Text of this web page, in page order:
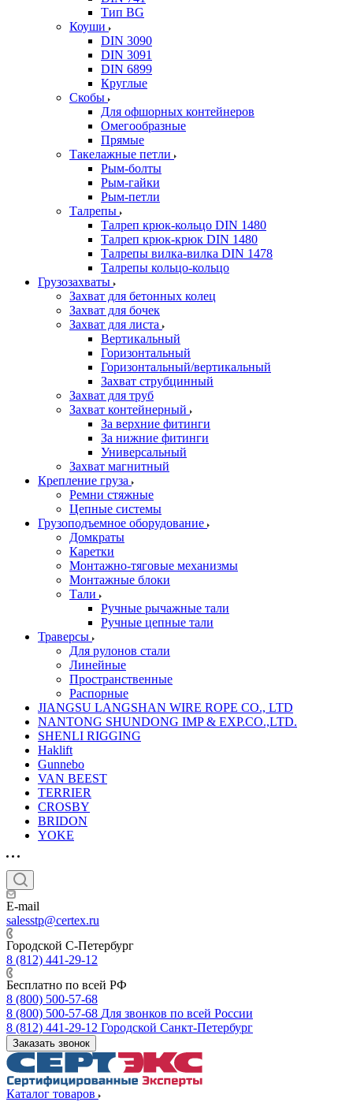
Тип BG
Коуши
DIN 3090
DIN 3091
DIN 6899
Круглые
Скобы
Для офшорных контейнеров
Омегообразные
Прямые
Такелажные петли
Рым-болты
Рым-гайки
Рым-петли
Талрепы
Талреп крюк-кольцо DIN 1480
Талреп крюк-крюк DIN 1480
Талрепы вилка-вилка DIN 1478
Талрепы кольцо-кольцо
Грузозахваты
Захват для бетонных колец
Захват для бочек
Захват для листа
Вертикальный
Горизонтальный
Горизонтальный/вертикальный
Захват струбцинный
Захват для труб
Захват контейнерный
За верхние фитинги
За нижние фитинги
Универсальный
Захват магнитный
Крепление груза
Ремни стяжные
Цепные системы
Грузоподъемное оборудование
Домкраты
Каретки
Монтажно-тяговые механизмы
Монтажные блоки
Тали
Ручные рычажные тали
Ручные цепные тали
Траверсы
Для рулонов стали
Линейные
Пространственные
Распорные
JIANGSU LANGSHAN WIRE ROPE CO., LTD
NANTONG SHUNDONG IMP & EXP.CO.,LTD.
SHENLI RIGGING
Haklift
Gunnebo
VAN BEEST
TERRIER
CROSBY
BRIDON
YOKE
E-mail
salesstp@certex.ru
Городской С-Петербург
8 (812) 441-29-12
Бесплатно по всей РФ
8 (800) 500-57-68
8 (800) 500-57-68 Для звонков по всей России
8 (812) 441-29-12 Городской Санкт-Петербург
Заказать звонок
Каталог товаров